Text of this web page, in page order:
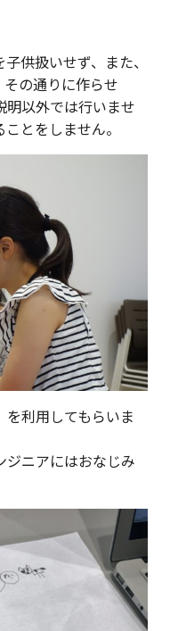
供扱いせず、また、
の通りに作らせ
明以外では行いませ
とをしません。
利用してもらいま
ジニアにはおなじみ